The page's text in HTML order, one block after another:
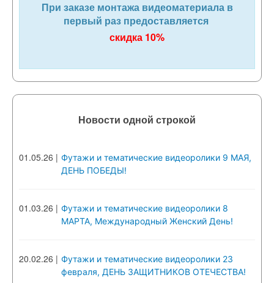
При заказе монтажа видеоматериала в
первый раз предоставляется
скидка 10%
Новости одной строкой
01.05.26 | Футажи и тематические видеоролики 9 МАЯ,
ДЕНЬ ПОБЕДЫ!
01.03.26 | Футажи и тематические видеоролики 8
МАРТА, Международный Женский День!
20.02.26 | Футажи и тематические видеоролики 23
февраля, ДЕНЬ ЗАЩИТНИКОВ ОТЕЧЕСТВА!